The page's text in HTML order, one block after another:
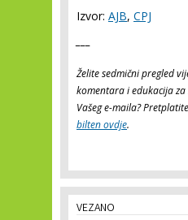
Izvor: AJB, CPJ
Želite sedmični pregled
komentara i edukacija
Vašeg e-maila?
bilten ovdje.
VEZANO